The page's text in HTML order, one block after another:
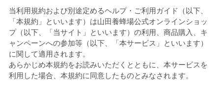
当利用規約および別途定めるヘルプ・ご利用ガイド（以下、
「本規約」といいます）は山田養蜂場公式オンラインショッ
プ（以下、「当サイト」といいます）の利用、商品購入、キ
ャンペーンへの参加等（以下、「本サービス」といいます）
に関して適用されます。
あらかじめ本規約をお読みいただくとともに、本サービスを
利用した場合、本規約に同意したものとみなされます。